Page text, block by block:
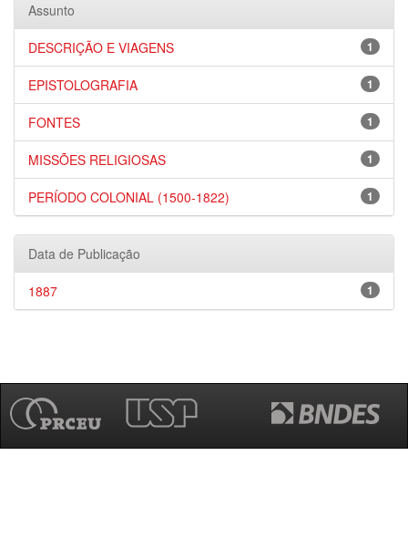
Assunto
1
DESCRIÇÃO E VIAGENS
1
EPISTOLOGRAFIA
1
FONTES
1
MISSÕES RELIGIOSAS
1
PERÍODO COLONIAL (1500-1822)
Data de Publicação
1
1887